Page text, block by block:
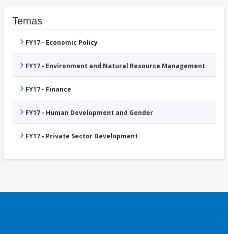
Temas
FY17 - Economic Policy
FY17 - Environment and Natural Resource Management
FY17 - Finance
FY17 - Human Development and Gender
FY17 - Private Sector Development